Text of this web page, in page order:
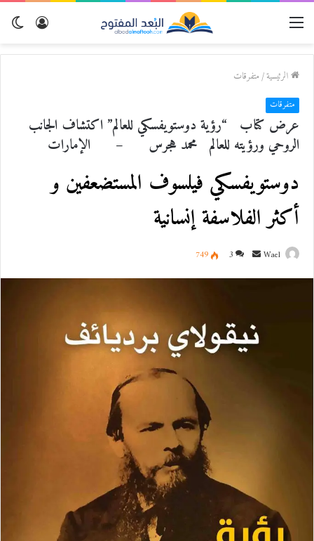
تسجيل
الرئيسية/متفرقات
متفرقات
عرض كتاب “رؤية دوستويفسكي للعالم” اكتشاف الجانب
الروحي ورؤيته للعالم محمد هجرس – الإمارات
دوستويفسكي فيلسوف المستضعفين و
أكثر الفلاسفة إنسانية
Wael
ب
ر
ي
3
749